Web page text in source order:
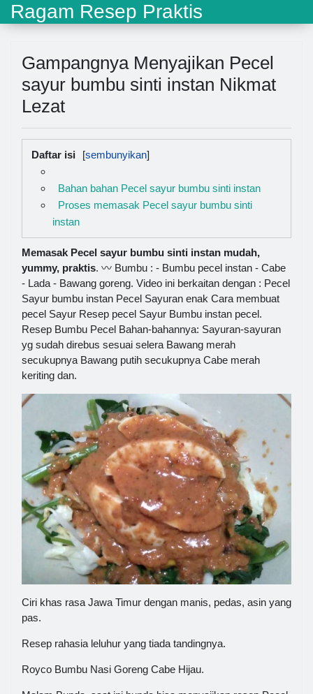
Ragam Resep Praktis
Gampangnya Menyajikan Pecel
sayur bumbu sinti instan Nikmat
Lezat
Daftar isi
Bahan bahan Pecel sayur bumbu sinti instan
Proses memasak Pecel sayur bumbu sinti
instan
Memasak Pecel sayur bumbu sinti instan mudah,
yummy, praktis. 〰 Bumbu : - Bumbu pecel instan - Cabe
- Lada - Bawang goreng. Video ini berkaitan dengan : Pecel
Sayur bumbu instan Pecel Sayuran enak Cara membuat
pecel Sayur Resep pecel Sayur Bumbu instan pecel.
Resep Bumbu Pecel Bahan-bahannya: Sayuran-sayuran
yg sudah direbus sesuai selera Bawang merah
secukupnya Bawang putih secukupnya Cabe merah
keriting dan.
Ciri khas rasa Jawa Timur dengan manis, pedas, asin yang
pas.
Resep rahasia leluhur yang tiada tandingnya.
Royco Bumbu Nasi Goreng Cabe Hijau.